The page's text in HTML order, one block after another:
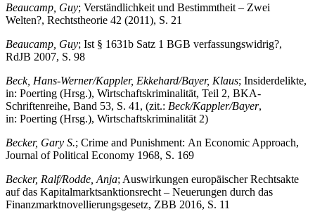
Beaucamp, Guy; Verständlichkeit und Bestimmtheit – Zwei
Welten?, Rechtstheorie 42 (2011), S. 21
Beaucamp, Guy; Ist § 1631b Satz 1 BGB verfassungswidrig?,
RdJB 2007, S. 98
Beck, Hans-Werner/Kappler, Ekkehard/Bayer, Klaus; Insiderdelikte,
in: Poerting (Hrsg.), Wirtschaftskriminalität, Teil 2, BKA-
Schriftenreihe, Band 53, S. 41, (zit.: Beck/Kappler/Bayer,
in: Poerting (Hrsg.), Wirtschaftskriminalität 2)
Becker, Gary S.; Crime and Punishment: An Economic Approach,
Journal of Political Economy 1968, S. 169
Becker, Ralf/Rodde, Anja; Auswirkungen europäischer Rechtsakte
auf das Kapitalmarktsanktionsrecht – Neuerungen durch das
Finanzmarktnovellierungsgesetz, ZBB 2016, S. 11